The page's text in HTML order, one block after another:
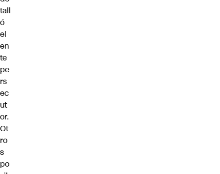
tall
ó
el
en
te
pe
rs
ec
ut
or.
Ot
ro
s
po